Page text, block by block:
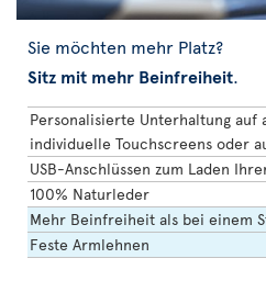
Sie möchten mehr Platz?
Sitz mit mehr Beinfreiheit.
Personalisierte Unterhaltung auf
individuelle Touchscreens oder
USB-Anschlüssen zum Laden
100% Naturleder
Mehr Beinfreiheit als bei einem
Feste Armlehnen